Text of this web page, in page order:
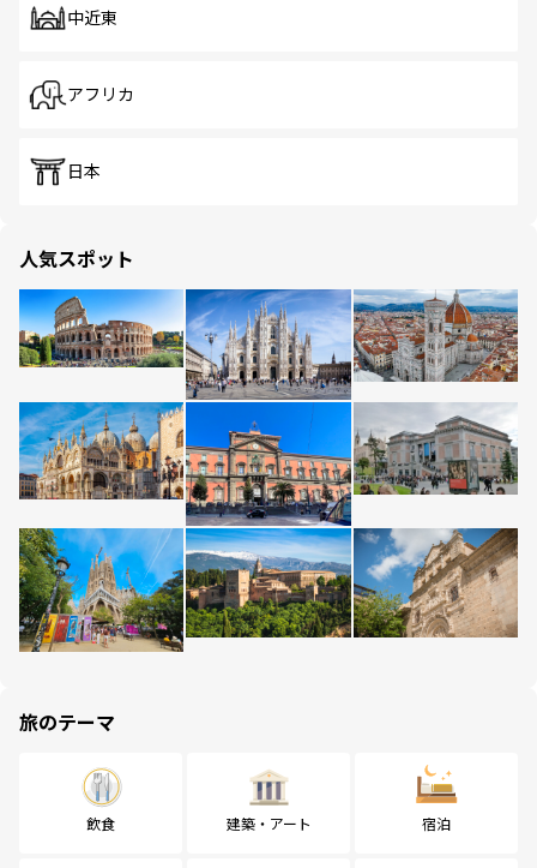
中近東
アフリカ
日本
人気スポット
旅のテーマ
飲食 建築・アート 宿泊